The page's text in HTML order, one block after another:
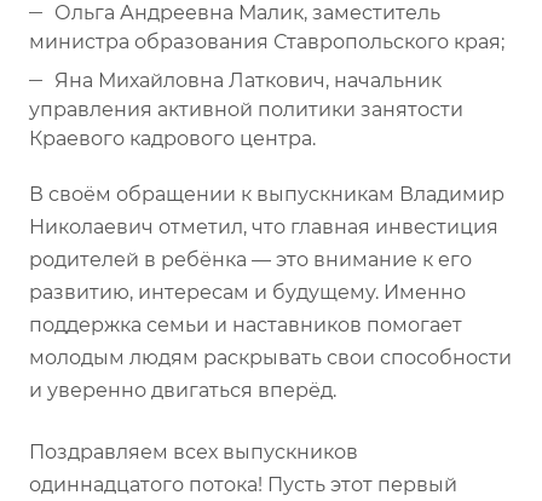
Ольга Андреевна Малик, заместитель
министра образования Ставропольского края;
Яна Михайловна Латкович, начальник
управления активной политики занятости
Краевого кадрового центра.
В своём обращении к выпускникам Владимир
Николаевич отметил, что главная инвестиция
родителей в ребёнка — это внимание к его
развитию, интересам и будущему. Именно
поддержка семьи и наставников помогает
молодым людям раскрывать свои способности
и уверенно двигаться вперёд.
Поздравляем всех выпускников
одиннадцатого потока! Пусть этот первый